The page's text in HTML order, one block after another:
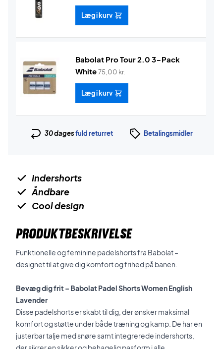
Læg i kurv
Babolat Pro Tour 2.0 3-Pack
White75,00 kr.
Læg i kurv
30 dagesfuld returret Betalingsmidler
Indershorts
Åndbare
Cool design
PRODUKTBESKRIVELSE
Funktionelle og feminine padelshorts fra Babolat –
designet til at give dig komfort og frihed på banen.
Bevæg dig frit – Babolat Padel Shorts Women English
Lavender
Disse padelshorts er skabt til dig, der ønsker maksimal
komfort og støtte under både træning og kamp. De har en
justerbar talje med snøre samt integrerede indershorts,